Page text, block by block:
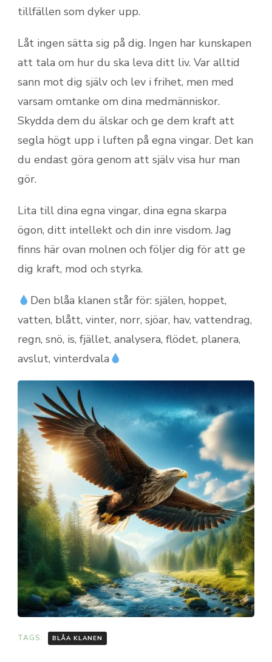
tillfällen som dyker upp.
Låt ingen sätta sig på dig. Ingen har kunskapen
att tala om hur du ska leva ditt liv. Var alltid
sann mot dig själv och lev i frihet, men med
varsam omtanke om dina medmänniskor.
Skydda dem du älskar och ge dem kraft att
segla högt upp i luften på egna vingar. Det kan
du endast göra genom att själv visa hur man
gör.
Lita till dina egna vingar, dina egna skarpa
ögon, ditt intellekt och din inre visdom. Jag
finns här ovan molnen och följer dig för att ge
dig kraft, mod och styrka.
Den blåa klanen står för: själen, hoppet,
vatten, blått, vinter, norr, sjöar, hav, vattendrag,
regn, snö, is, fjället, analysera, flödet, planera,
avslut, vinterdvala
TAGS: BLÅA KLANEN